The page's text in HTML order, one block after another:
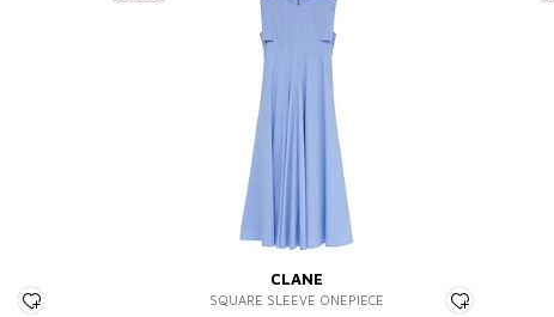
CLANE
SQUARE SLEEVE ONEPIECE